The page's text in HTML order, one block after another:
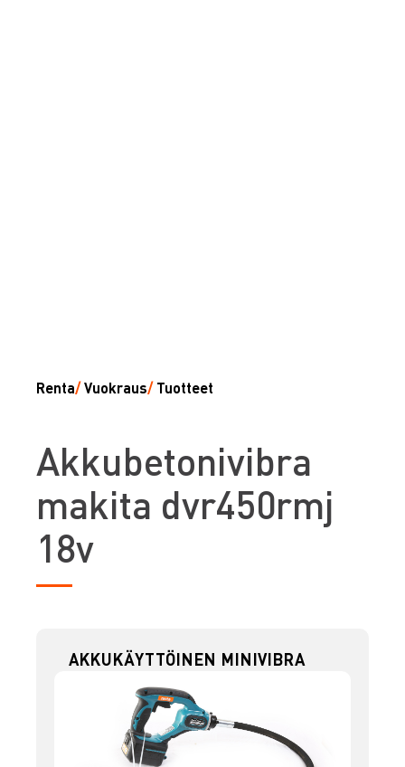
Renta/Vuokraus/ Tuotteet
Akkubetonivibra
makita dvr450rmj
18v
AKKUKÄYTTÖINEN MINIVIBRA